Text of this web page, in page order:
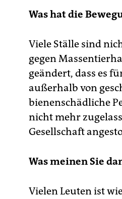
Was hat die
Viele Ställe sind
gegen
geändert, dass es
außerhalb von
bienenschädliche
nicht mehr
Gesellschaft
Was meinen Sie
Vielen Leuten ist